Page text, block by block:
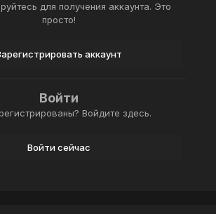
для получения аккаунта. Это
просто!
аккаунт
Войти
Войдите здесь.
Войти сейчас